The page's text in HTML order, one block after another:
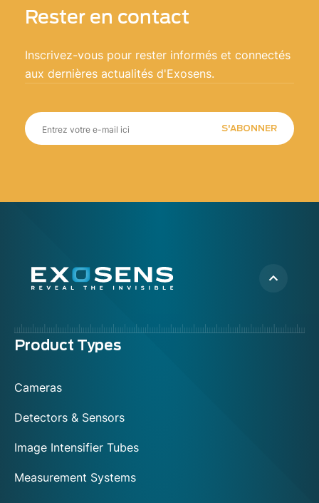
Rester en contact
Inscrivez-vous pour rester informés et connectés
aux dernières actualités d'Exosens.
S'ABONNER
Menu
Product Types
Cameras
Detectors & Sensors
Image Intensifier Tubes
Measurement Systems